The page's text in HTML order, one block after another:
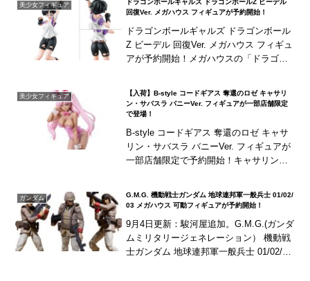
美少女フィギュア
ドラゴンボールギャルズ ドラゴンボールZ ビーデル
回復Ver. メガハウス フィギュアが予約開始！
ドラゴンボールギャルズ ドラゴンボール
Z ビーデル 回復Ver. メガハウス フィギュ
アが予約開始！メガハウスの「ドラゴン
ーデル...
美少女フィギュア
【入荷】B-style コードギアス 奪還のロゼ キャサリ
ン・サバスラ バニーVer. フィギュアが一部店舗限定
で登場！
B-style コードギアス 奪還のロゼ キャサ
リン・サバスラ バニーVer. フィギュアが
一部店舗限定で予約開始！キャサリンのK
立体化！
ガンダム
G.M.G. 機動戦士ガンダム 地球連邦軍一般兵士 01/02/
03 メガハウス 可動フィギュアが予約開始！
9月4日更新：駿河屋追加。G.M.G.(ガンダ
ムミリタリージェネレーション） 機動戦
士ガンダム 地球連邦軍一般兵士 01/02/03